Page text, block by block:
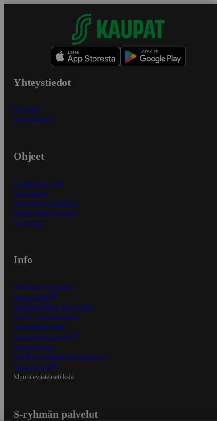
Yhteystiedot
Myymälät
Asiakaspalvelu
Ohjeet
Ensitilaajan ohjeet
Näin maksat
Näin tilaat ja muokkaat
Kaikki ohjeet ja vinkit
In English
Info
S-Business yrityksille
Oiva-raportit
Osuuskauppojen yhteystiedot
Tilaus- ja toimitusehdot
Tietosuojakäytäntö
Palvelun käyttöehdot
Saavutettavuus
Mobiilisovelluksen saavutettavuus
Mainostajalle
Muuta evästeasetuksia
S-ryhmän palvelut